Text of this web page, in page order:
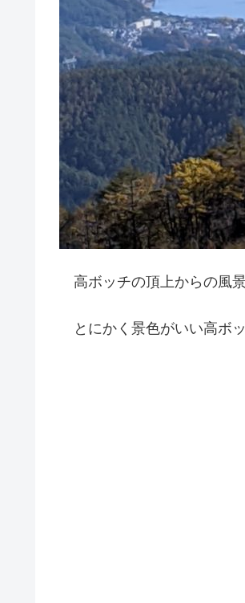
高ボッチの頂上からの風
とにかく景色がいい高ボ